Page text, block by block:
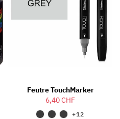
Feutre TouchMarker
6,40 CHF
+12